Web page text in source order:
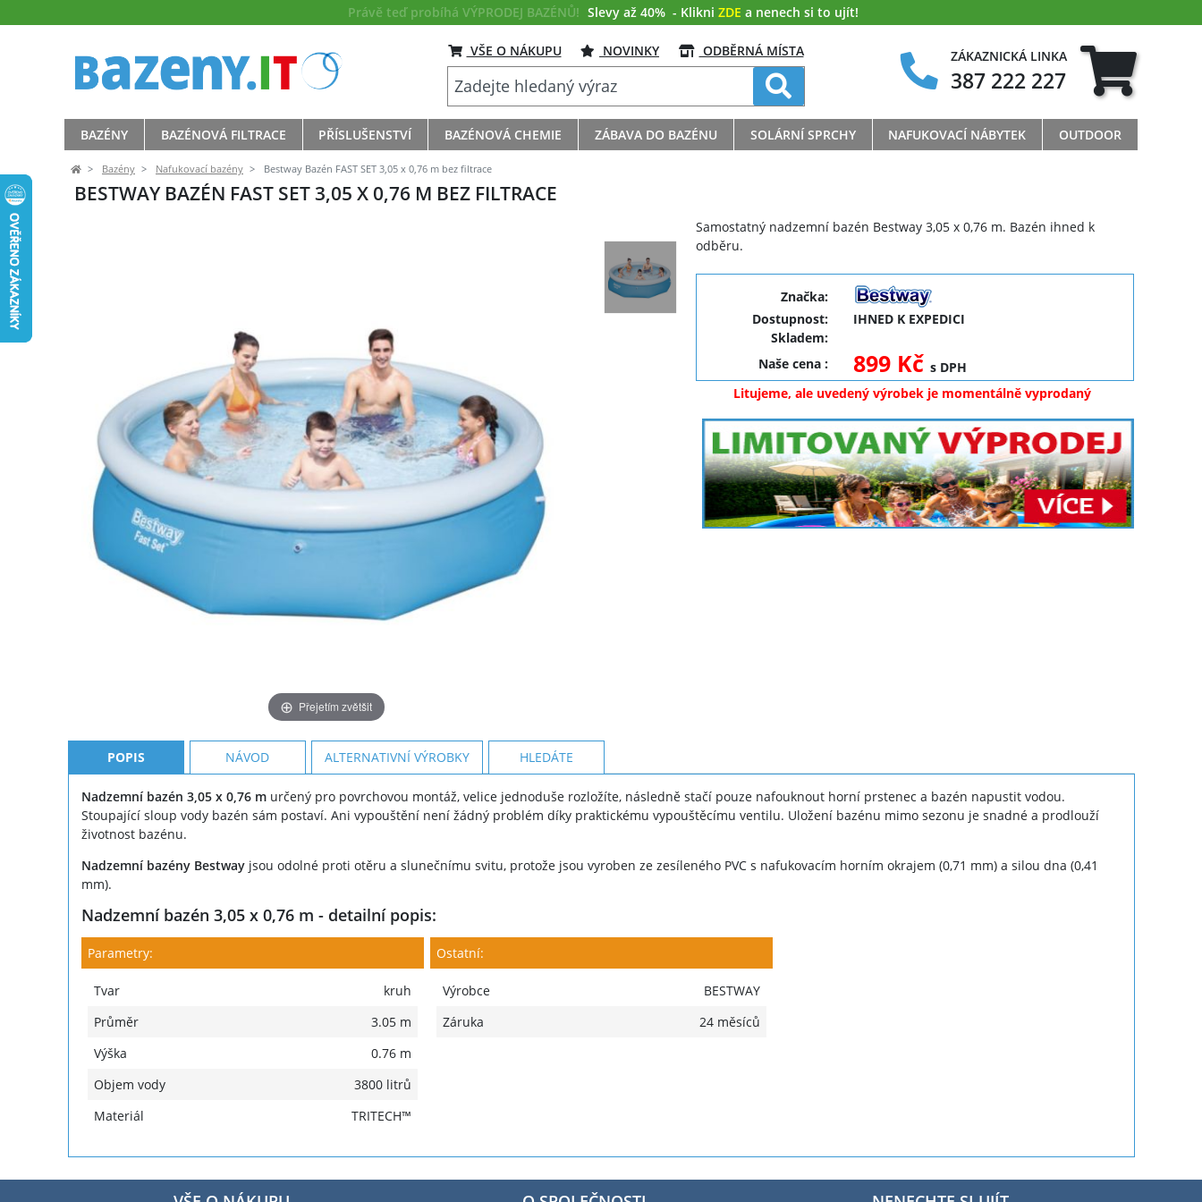
Právě teď probíhá VÝPRODEJ BAZÉNŮ! Slevy až 40% - Klikni ZDE a nenech si to ujít!
VŠE O NÁKUPU NOVINKY ODBĚRNÁ MÍSTA ZÁKAZNICKÁ LINKA
387 222 227
BAZÉNY BAZÉNOVÁ FILTRACE PŘÍSLUŠENSTVÍ BAZÉNOVÁ CHEMIE ZÁBAVA DO BAZÉNU SOLÁRNÍ SPRCHY NAFUKOVACÍ NÁBYTEK OUTDOOR
Bazény Nafukovací bazény Bestway Bazén FAST SET 3,05 x 0,76 m bez filtrace
BESTWAY BAZÉN FAST SET 3,05 X 0,76 M BEZ FILTRACE
Přejetím zvětšit
Samostatný nadzemní bazén Bestway 3,05 x 0,76 m. Bazén ihned k
odběru.
Značka:
Dostupnost:
IHNED K EXPEDICI
Skladem:
Naše cena: 899 Kčs DPH
Litujeme, ale uvedený výrobek je momentálně vyprodaný
POPIS NÁVOD ALTERNATIVNÍ VÝROBKY HLEDÁTE
Nadzemní bazén 3,05 x 0,76 murčený pro povrchovou montáž, velice jednoduše rozložíte, následně stačí pouze nafouknout horní prstenec a bazén napustit vodou.
Stoupající sloup vody bazén sám postaví. Ani vypouštění není žádný problém díky praktickému vypouštěcímu ventilu. Uložení bazénu mimo sezonu je snadné a prodlouží
životnost bazénu.
Nadzemní bazény Bestwayjsou odolné proti otěru a slunečnímu svitu, protože jsou vyroben ze zesíleného PVC s nafukovacím horním okrajem (0,71 mm) a silou dna (0,41
mm).
Nadzemní bazén 3,05 x 0,76 m - detailní popis:
Parametry:
Tvar
kruh
Průměr
3.05 m
Výška
0.76 m
Objem vody
3800 litrů
Materiál
TRITECH™
Ostatní:
Výrobce
BESTWAY
Záruka
24 měsíců